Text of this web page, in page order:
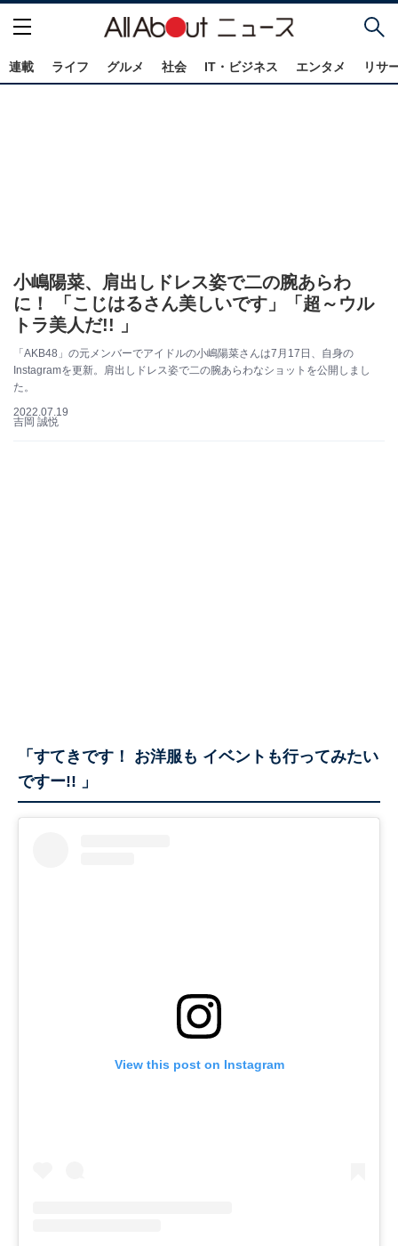
連載 ライフ グルメ 社会 IT・ビジネス エンタメ リサ
小嶋陽菜、肩出しドレス姿で二の腕あらわ
に！ 「こじはるさん美しいです」「超～ウル
トラ美人だ!! 」
「AKB48」の元メンバーでアイドルの小嶋陽菜さんは7月17日、自身の
Instagramを更新。肩出しドレス姿で二の腕あらわなショットを公開しまし
た。
2022.07.19
吉岡 誠悦
「すてきです！ お洋服も イベントも行ってみたい
ですー!! 」
View this post on Instagram